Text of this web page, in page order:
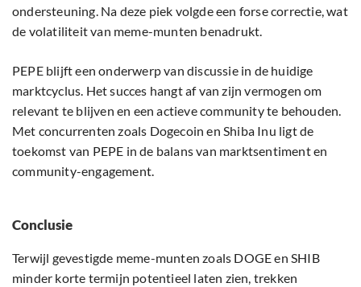
ondersteuning. Na deze piek volgde een forse correctie, wat
de volatiliteit van meme-munten benadrukt.
PEPE blijft een onderwerp van discussie in de huidige
marktcyclus. Het succes hangt af van zijn vermogen om
relevant te blijven en een actieve community te behouden.
Met concurrenten zoals Dogecoin en Shiba Inu ligt de
toekomst van PEPE in de balans van marktsentiment en
community-engagement.
Conclusie
Terwijl gevestigde meme-munten zoals DOGE en SHIB
minder korte termijn potentieel laten zien, trekken